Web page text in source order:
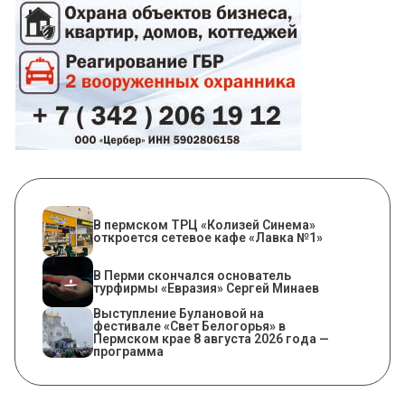
​В пермском ТРЦ «Колизей Синема»
откроется сетевое кафе «Лавка №1»
В Перми скончался основатель
турфирмы «Евразия» Сергей Минаев
Выступление Булановой на
фестивале «Свет Белогорья» в
Пермском крае 8 августа 2026 года —
программа